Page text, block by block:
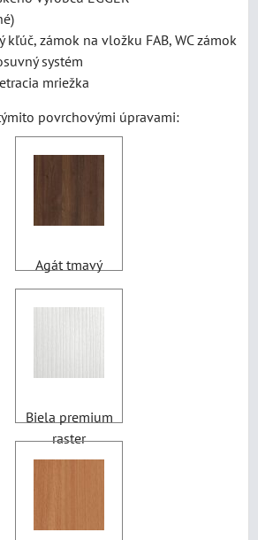
kľúč, zámok na vložku FAB, WC zámok
systém
mriežka
povrchovými úpravami:
Agát tmavý
Biela premium
raster